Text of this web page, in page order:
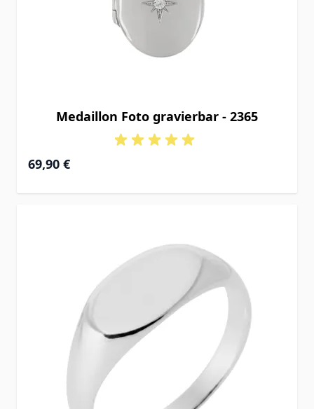
Medaillon Foto gravierbar - 2365
69,90 €